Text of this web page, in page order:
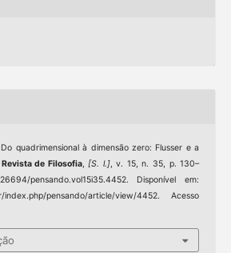
quadrimensional à dimensão zero: Flusser e a
de Filosofia,[S. l.], v. 15, n. 35, p. 130–
pensando.vol15i35.4452. Disponível em:
index.php/pensando/article/view/4452. Acesso